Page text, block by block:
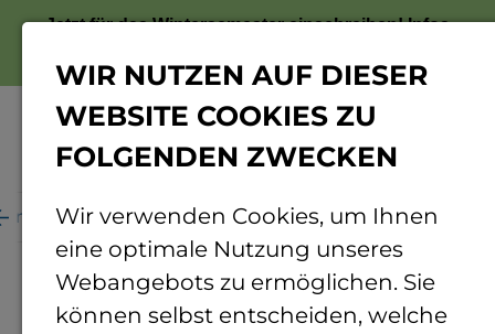
Jetzt für das Wintersemester einschreiben!Infos
Personenverzeichnis Personendetails
WIR NUTZEN AUF DIESER
WEBSITE COOKIES ZU
FOLGENDEN ZWECKEN
Wir verwenden Cookies, um Ihnen
eine optimale Nutzung unseres
Webangebots zu ermöglichen. Sie
können selbst entscheiden, welche